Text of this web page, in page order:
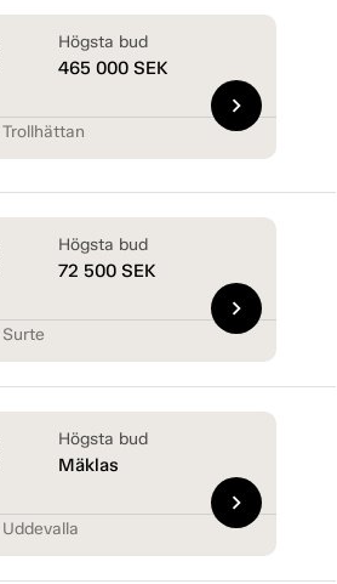
Högsta bud
465 000 SEK
Trollhättan
chevron_right
Högsta bud
72 500 SEK
Surte
chevron_right
Högsta bud
Mäklas
Uddevalla
chevron_right